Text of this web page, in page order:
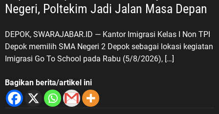
DEPOK, SWARAJABAR.ID — Kantor Imigrasi Kelas I Non TPI
Depok memilih SMA Negeri 2 Depok sebagai lokasi kegiatan
Imigrasi Go To School pada Rabu (5/8/2026), […]
Bagikan berita/artikel ini